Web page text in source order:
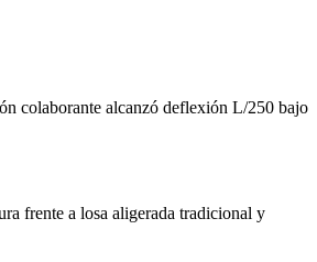
colaborante alcanzó deflexión L/250 bajo
frente a losa aligerada tradicional y